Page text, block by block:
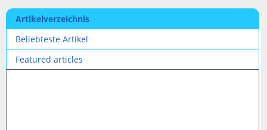
Artikelverzeichnis
Beliebteste Artikel
Featured articles